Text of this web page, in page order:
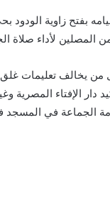
بفتح زاوية الودود
من يخالف تعليمات
دار الإفتاء المصرية
الجماعة في